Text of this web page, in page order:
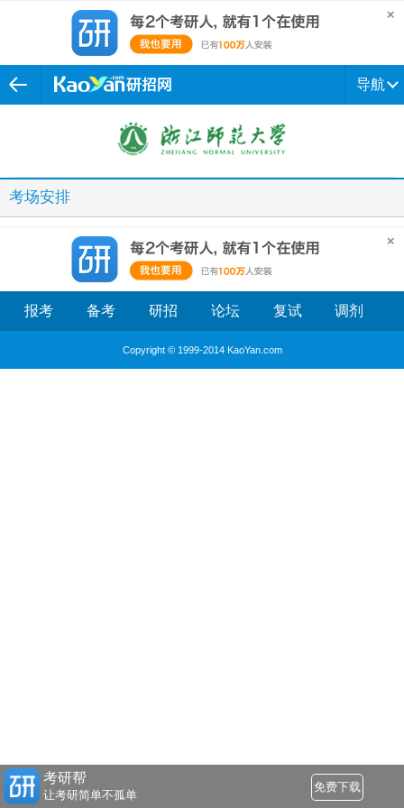
导航
考场安排
报考 备考 研招 论坛 复试 调剂
Copyright © 1999-2014 KaoYan.com
考研帮
让考研简单不孤单
免费下载